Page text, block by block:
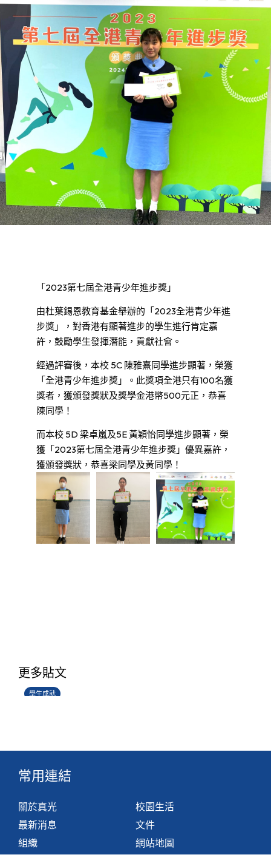
「2023第七屆全港青少年進步獎」
由杜葉錫恩教育基金舉辦的「2023全港青少年進
步獎」，對香港有顯著進步的學生進行肯定嘉
許，鼓勵學生發揮潛能，貢獻社會。
經過評審後，本校 5C 陳雅熹同學進步顯著，榮獲
「全港青少年進步獎」。此獎項全港只有100名獲
獎者，獲頒發獎狀及獎學金港幣500元正，恭喜
陳同學 ！
而本校 5D 梁卓嵐及5E 黃穎怡同學進步顯著，榮
獲「2023第七屆全港青少年進步獎」優異嘉許，
獲頒發獎狀，恭喜梁同學及黃同學 ！
更多貼文
學生成就
14/07/2026
常用連結
關於真光
最新消息
組織
校園生活
文件
網站地圖